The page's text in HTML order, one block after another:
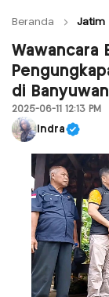
Beranda Jatim
Wawancara
di
2025-06-11 12:13 PM
Indra